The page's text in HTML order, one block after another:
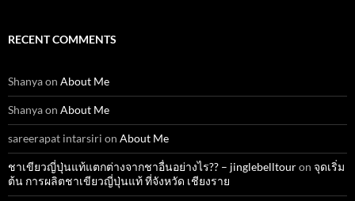
RECENT COMMENTS
Shanyaon About Me
Shanyaon About Me
sareerapat intarsiri on About Me
ชาเขียวญี่ปุ่นแท้แตกต่างจากชาอื่นอย่างไร?? – jinglebelltouron จุดเริ่ม
ต้น การผลิตชาเขียวญี่ปุ่นแท้ ที่จังหวัด เชียงราย